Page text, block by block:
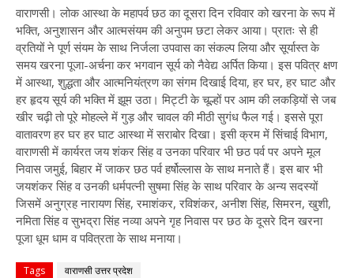
वाराणसी। लोक आस्था के महापर्व छठ का दूसरा दिन रविवार को खरना के रूप में
भक्ति, अनुशासन और आत्मसंयम की अनुपम छटा लेकर आया। प्रातः से ही
व्रतियों ने पूर्ण संयम के साथ निर्जला उपवास का संकल्प लिया और सूर्यास्त के
समय खरना पूजा-अर्चना कर भगवान सूर्य को नैवेद्य अर्पित किया। इस पवित्र क्षण
में आस्था, शुद्धता और आत्मनियंत्रण का संगम दिखाई दिया, हर घर, हर घाट और
हर हृदय सूर्य की भक्ति में झूम उठा। मिट्टी के चूल्हों पर आम की लकड़ियों से जब
खीर चढ़ी तो पूरे मोहल्ले में गुड़ और चावल की मीठी सुगंध फैल गई। इससे पूरा
वातावरण हर घर हर घाट आस्था में सराबोर दिखा। इसी क्रम में सिंचाई विभाग,
वाराणसी में कार्यरत जय शंकर सिंह व उनका परिवार भी छठ पर्व पर अपने मूल
निवास जमुई, बिहार में जाकर छठ पर्व हर्षोल्लास के साथ मनाते हैं। इस बार भी
जयशंकर सिंह व उनकी धर्मपत्नी सुषमा सिंह के साथ परिवार के अन्य सदस्यों
जिसमें अनुग्रह नारायण सिंह, रमाशंकर, रविशंकर, अनीश सिंह, सिमरन, खुशी,
नमिता सिंह व सुभद्रा सिंह नव्या अपने गृह निवास पर छठ के दूसरे दिन खरना
पूजा धूम धाम व पवित्रता के साथ मनाया।
Tags वाराणसी उत्तर प्रदेश